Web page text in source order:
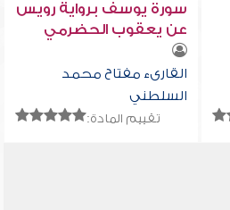
سورة يوسف برواية رويس
عن يعقوب الحضرمي
القارىء مفتاح محمد
السلطني
تقييم المادة: